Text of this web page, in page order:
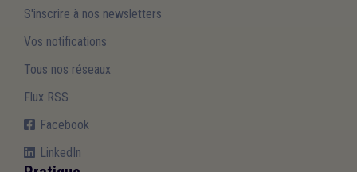
S'inscrire à nos newsletters
Vos notifications
Tous nos réseaux
Flux RSS
Facebook
LinkedIn